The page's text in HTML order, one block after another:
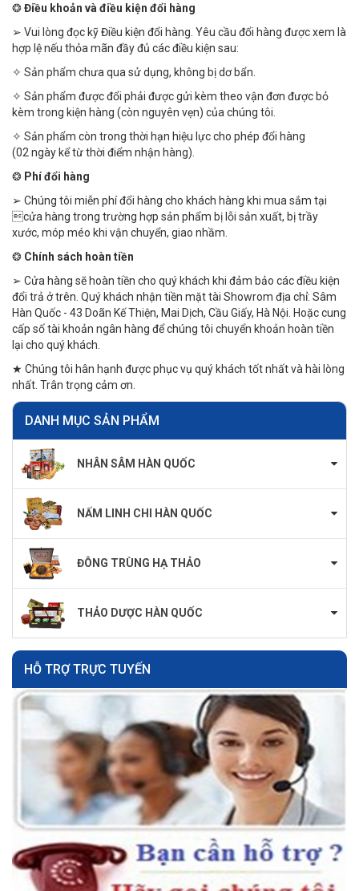
❂ Điều khoản và điều kiện đổi hàng
➢ Vui lòng đọc kỹ Điều kiện đổi hàng. Yêu cầu đổi hàng được xem là
hợp lệ nếu thỏa mãn đầy đủ các điều kiện sau:
✧ Sản phẩm chưa qua sử dụng, không bị dơ bẩn.
✧ Sản phẩm được đổi phải được gửi kèm theo vận đơn được bỏ
kèm trong kiện hàng (còn nguyên vẹn) của chúng tôi.
✧ Sản phẩm còn trong thời hạn hiệu lực cho phép đổi hàng
(02 ngày kể từ thời điểm nhận hàng).
❂ Phí đổi hàng
➢ Chúng tôi miễn phí đổi hàng cho khách hàng khi mua sắm tại
cửa hàng trong trường hợp sản phẩm bị lỗi sản xuất, bị trầy
xước, móp méo khi vận chuyển, giao nhầm.
❂ Chính sách hoàn tiền
➢ Cửa hàng sẽ hoàn tiền cho quý khách khi đảm bảo các điều kiện
đổi trả ở trên. Quý khách nhận tiền mặt tài Showrom địa chỉ: Sâm
Hàn Quốc - 43 Doãn Kế Thiện, Mai Dịch, Cầu Giấy, Hà Nội. Hoặc cung
cấp số tài khoản ngân hàng để chúng tôi chuyển khoản hoàn tiền
lại cho quý khách.
★ Chúng tôi hân hạnh được phục vụ quý khách tốt nhất và hài lòng
nhất. Trân trọng cảm ơn.
DANH MỤC SẢN PHẨM
NHÂN SÂM HÀN QUỐC
NẤM LINH CHI HÀN QUỐC
ĐÔNG TRÙNG HẠ THẢO
THẢO DƯỢC HÀN QUỐC
HỖ TRỢ TRỰC TUYẾN